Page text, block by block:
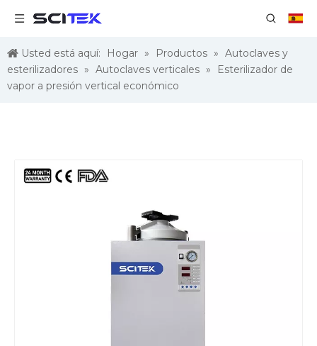
Usted está aquí: Hogar » Productos » Autoclaves y
esterilizadores » Autoclaves verticales »
Esterilizador de
vapor a presión vertical económico